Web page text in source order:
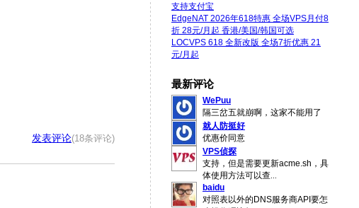
发表评论(18条评论)
支持支付宝
EdgeNAT 2026年618特惠 全场VPS月付8
折 28元/月起 香港/美国/韩国可选
LOCVPS 618 全新改版 全场7折优惠 21
元/月起
最新评论
WePuu
隔三岔五就崩啊，这家不能用了
就人防挺好
优惠价同意
VPS侦探
支持，但是需要更新acme.sh，具
体使用方法可以查
baidu
对照表以外的DNS服务商API要怎